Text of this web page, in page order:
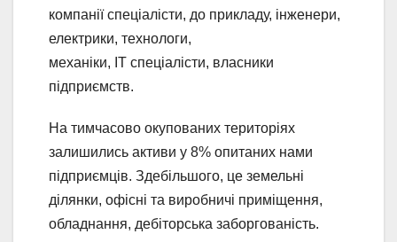
компанії спеціалісти, до прикладу, інженери,
електрики, технологи,
механіки, IT спеціалісти, власники
підприємств.
На тимчасово окупованих територіях
залишились активи у 8% опитаних нами
підприємців. Здебільшого, це земельні
ділянки, офісні та виробничі приміщення,
обладнання, дебіторська заборгованість.